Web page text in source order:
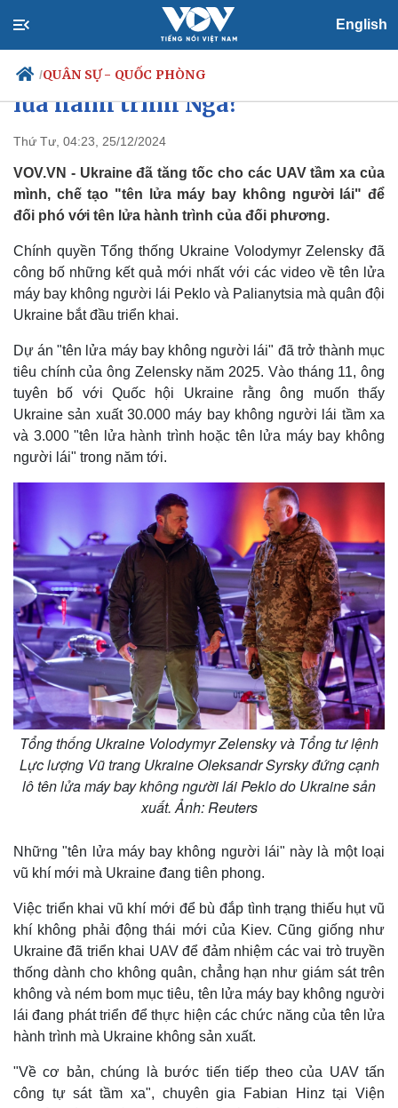
English
/QUÂN SỰ - QUỐC PHÒNG
Chính trị
Đảng
Tổ chức nhân sự
Nhận diện sự thật
Xã hội
Tin 24h
Dự báo thời tiết
Dấu ấn VOV
Việc làm
Biển đảo
Quan sát
Cuộc sống đó đây
Hồ sơ
Multimedia
Video
Ảnh
E-Magazine
Infographic
Vũ khí mới “nhỏ mà có võ” của
Ukraine có thể đối phó với tên
lửa hành trình Nga?
Thứ Tư, 04:23, 25/12/2024
VOV.VN - Ukraine đã tăng tốc cho các UAV tầm xa của
mình, chế tạo "tên lửa máy bay không người lái" để
đối phó với tên lửa hành trình của đối phương.
Chính quyền Tổng thống Ukraine Volodymyr Zelensky đã
công bố những kết quả mới nhất với các video về tên lửa
máy bay không người lái Peklo và Palianytsia mà quân đội
Ukraine bắt đầu triển khai.
Dự án "tên lửa máy bay không người lái" đã trở thành mục
tiêu chính của ông Zelensky năm 2025. Vào tháng 11, ông
tuyên bố với Quốc hội Ukraine rằng ông muốn thấy
Ukraine sản xuất 30.000 máy bay không người lái tầm xa
và 3.000 "tên lửa hành trình hoặc tên lửa máy bay không
người lái" trong năm tới.
Tổng thống Ukraine Volodymyr Zelensky và Tổng tư lệnh
Lực lượng Vũ trang Ukraine Oleksandr Syrsky đứng cạnh
lô tên lửa máy bay không người lái Peklo do Ukraine sản
xuất. Ảnh: Reuters
Những "tên lửa máy bay không người lái" này là một loại
vũ khí mới mà Ukraine đang tiên phong.
Việc triển khai vũ khí mới để bù đắp tình trạng thiếu hụt vũ
khí không phải động thái mới của Kiev. Cũng giống như
Ukraine đã triển khai UAV để đảm nhiệm các vai trò truyền
thống dành cho không quân, chẳng hạn như giám sát trên
không và ném bom mục tiêu, tên lửa máy bay không người
lái đang phát triển để thực hiện các chức năng của tên lửa
hành trình mà Ukraine không sản xuất.
"Về cơ bản, chúng là bước tiến tiếp theo của UAV tấn
công tự sát tầm xa", chuyên gia Fabian Hinz tại Viện